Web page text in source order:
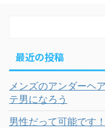
最近の投稿
メンズのアンダーヘ
テ男になろう
男性だって可能です